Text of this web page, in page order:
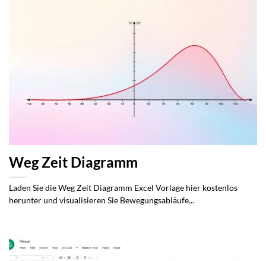
Weg Zeit Diagramm
Laden Sie die Weg Zeit Diagramm Excel Vorlage hier kostenlos
herunter und visualisieren Sie Bewegungsabläufe...